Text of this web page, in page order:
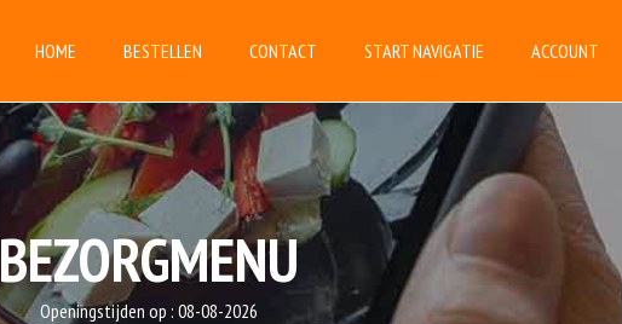
HOME BESTELLEN CONTACT START NAVIGATIE ACCOUNT
BEZORGMENU
Openingstijden op : 08-08-2026